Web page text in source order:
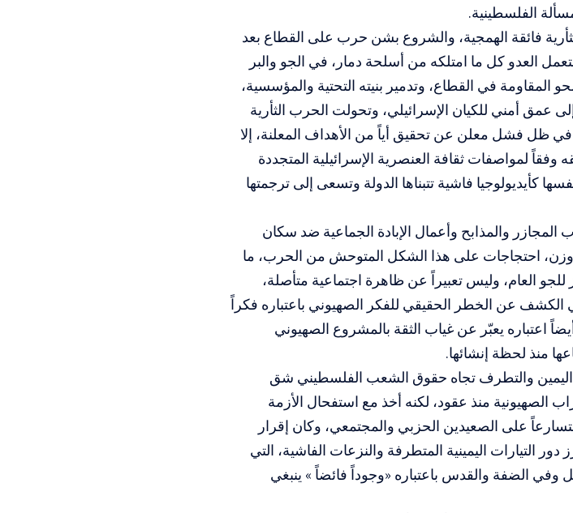
الفلسطينية.
فائقة الهمجية، والشروع بشن حرب على القطاع بعد
العدو كل ما امتلكه من أسلحة دمار، في الجو والبر
المقاومة في القطاع، وتدمير بنيته التحتية والمؤسسية،
عمق أمني للكيان الإسرائيلي، وتحولت الحرب الثأرية
في ظل فشل معلن عن تحقيق أياً من الأهداف المعلنة، إلا
وفقاً لمواصفات ثقافة العنصرية الإسرائيلية المتجددة
كأيديولوجيا فاشية تتبناها الدولة وتسعى إلى ترجمتها
المجازر والمذابح وأعمال الإبادة الجماعية ضد سكان
احتجاجات على هذا الشكل المتوحش من الحرب، ما
للجو العام، وليس تعبيراً عن ظاهرة اجتماعية متأصلة،
عن الخطر الحقيقي للفكر الصهيوني باعتباره فكراً
اعتباره يعبّر عن غياب الثقة بالمشروع الصهيوني
منذ لحظة إنشائها.
اليمين والتطرف تجاه حقوق الشعب الفلسطيني شق
الصهيونية منذ عقود، لكنه أخذ مع استفحال الأزمة
على الصعيدين الحزبي والمجتمعي، وكان إقرار
في الكنيست 2018 قد عزز دور التيارات اليمينية المتطرفة والنزعات الفاشية، التي
وفي الضفة والقدس باعتباره «وجوداً فائضاً » ينبغي